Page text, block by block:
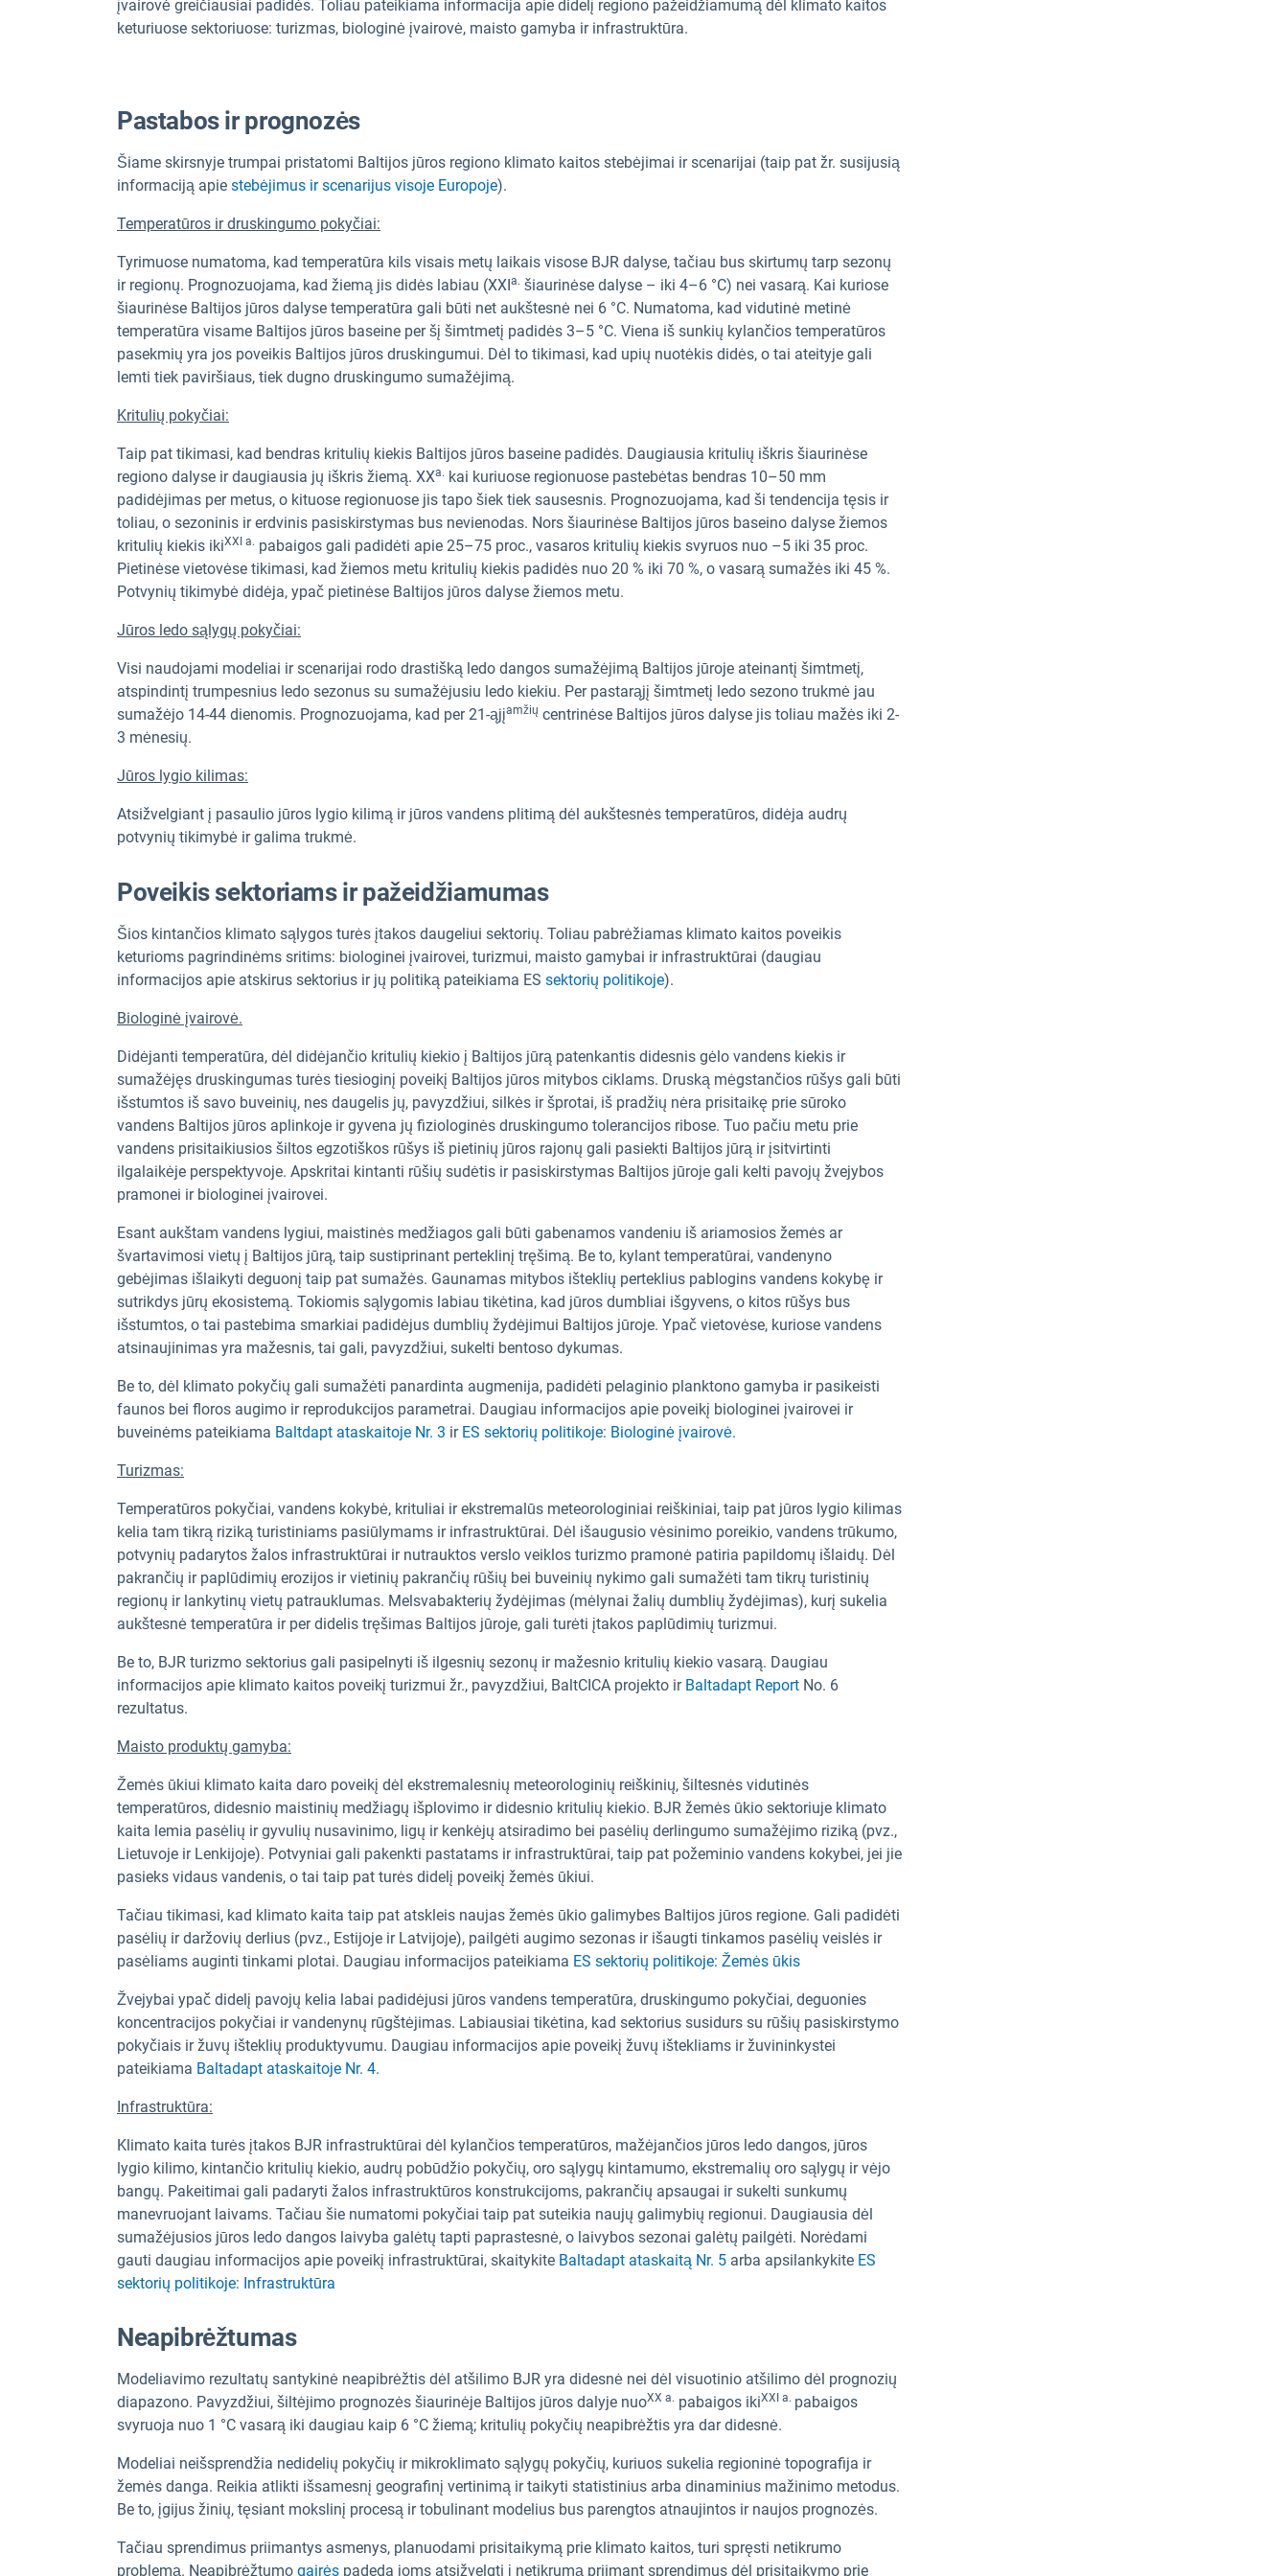
įvairovė greičiausiai padidės. Toliau pateikiama informacija apie didelį regiono pažeidžiamumą dėl klimato kaitos
keturiuose sektoriuose: turizmas, biologinė įvairovė, maisto gamyba ir infrastruktūra.
Pastabos ir prognozės
Šiame skirsnyje trumpai pristatomi Baltijos jūros regiono klimato kaitos stebėjimai ir scenarijai (taip pat žr. susijusią
informaciją apie stebėjimus ir scenarijus visoje Europoje).
Temperatūros ir druskingumo pokyčiai:
Tyrimuose numatoma, kad temperatūra kils visais metų laikais visose BJR dalyse, tačiau bus skirtumų tarp sezonų
ir regionų. Prognozuojama, kad žiemą jis didės labiau (XXI a. šiaurinėse dalyse – iki 4–6 °C) nei vasarą. Kai kuriose
šiaurinėse Baltijos jūros dalyse temperatūra gali būti net aukštesnė nei 6 °C. Numatoma, kad vidutinė metinė
temperatūra visame Baltijos jūros baseine per šį šimtmetį padidės 3–5 °C. Viena iš sunkių kylančios temperatūros
pasekmių yra jos poveikis Baltijos jūros druskingumui. Dėl to tikimasi, kad upių nuotėkis didės, o tai ateityje gali
lemti tiek paviršiaus, tiek dugno druskingumo sumažėjimą.
Kritulių pokyčiai:
Taip pat tikimasi, kad bendras kritulių kiekis Baltijos jūros baseine padidės. Daugiausia kritulių iškris šiaurinėse
regiono dalyse ir daugiausia jų iškris žiemą. XXa. kai kuriuose regionuose pastebėtas bendras 10–50 mm
padidėjimas per metus, o kituose regionuose jis tapo šiek tiek sausesnis. Prognozuojama, kad ši tendencija tęsis ir
toliau, o sezoninis ir erdvinis pasiskirstymas bus nevienodas. Nors šiaurinėse Baltijos jūros baseino dalyse žiemos
kritulių kiekis ikiXXI a. pabaigos gali padidėti apie 25–75 proc., vasaros kritulių kiekis svyruos nuo –5 iki 35 proc.
Pietinėse vietovėse tikimasi, kad žiemos metu kritulių kiekis padidės nuo 20 % iki 70 %, o vasarą sumažės iki 45 %.
Potvynių tikimybė didėja, ypač pietinėse Baltijos jūros dalyse žiemos metu.
Jūros ledo sąlygų pokyčiai:
Visi naudojami modeliai ir scenarijai rodo drastišką ledo dangos sumažėjimą Baltijos jūroje ateinantį šimtmetį,
atspindintį trumpesnius ledo sezonus su sumažėjusiu ledo kiekiu. Per pastarąjį šimtmetį ledo sezono trukmė jau
sumažėjo 14-44 dienomis. Prognozuojama, kad per 21-ąjįamžių centrinėse Baltijos jūros dalyse jis toliau mažės iki 2-
3 mėnesių.
Jūros lygio kilimas:
Atsižvelgiant į pasaulio jūros lygio kilimą ir jūros vandens plitimą dėl aukštesnės temperatūros, didėja audrų
potvynių tikimybė ir galima trukmė.
Poveikis sektoriams ir pažeidžiamumas
Šios kintančios klimato sąlygos turės įtakos daugeliui sektorių. Toliau pabrėžiamas klimato kaitos poveikis
keturioms pagrindinėms sritims: biologinei įvairovei, turizmui, maisto gamybai ir infrastruktūrai (daugiau
informacijos apie atskirus sektorius ir jų politiką pateikiama ES sektorių politikoje).
Biologinė įvairovė.
Didėjanti temperatūra, dėl didėjančio kritulių kiekio į Baltijos jūrą patenkantis didesnis gėlo vandens kiekis ir
sumažėjęs druskingumas turės tiesioginį poveikį Baltijos jūros mitybos ciklams. Druską mėgstančios rūšys gali būti
išstumtos iš savo buveinių, nes daugelis jų, pavyzdžiui, silkės ir šprotai, iš pradžių nėra prisitaikę prie sūroko
vandens Baltijos jūros aplinkoje ir gyvena jų fiziologinės druskingumo tolerancijos ribose. Tuo pačiu metu prie
vandens prisitaikiusios šiltos egzotiškos rūšys iš pietinių jūros rajonų gali pasiekti Baltijos jūrą ir įsitvirtinti
ilgalaikėje perspektyvoje. Apskritai kintanti rūšių sudėtis ir pasiskirstymas Baltijos jūroje gali kelti pavojų žvejybos
pramonei ir biologinei įvairovei.
Esant aukštam vandens lygiui, maistinės medžiagos gali būti gabenamos vandeniu iš ariamosios žemės ar
švartavimosi vietų į Baltijos jūrą, taip sustiprinant perteklinį tręšimą. Be to, kylant temperatūrai, vandenyno
gebėjimas išlaikyti deguonį taip pat sumažės. Gaunamas mitybos išteklių perteklius pablogins vandens kokybę ir
sutrikdys jūrų ekosistemą. Tokiomis sąlygomis labiau tikėtina, kad jūros dumbliai išgyvens, o kitos rūšys bus
išstumtos, o tai pastebima smarkiai padidėjus dumblių žydėjimui Baltijos jūroje. Ypač vietovėse, kuriose vandens
atsinaujinimas yra mažesnis, tai gali, pavyzdžiui, sukelti bentoso dykumas.
Be to, dėl klimato pokyčių gali sumažėti panardinta augmenija, padidėti pelaginio planktono gamyba ir pasikeisti
faunos bei floros augimo ir reprodukcijos parametrai. Daugiau informacijos apie poveikį biologinei įvairovei ir
buveinėms pateikiama Baltdapt ataskaitoje Nr. 3 ir ES sektorių politikoje: Biologinė įvairovė.
Turizmas:
Temperatūros pokyčiai, vandens kokybė, krituliai ir ekstremalūs meteorologiniai reiškiniai, taip pat jūros lygio kilimas
kelia tam tikrą riziką turistiniams pasiūlymams ir infrastruktūrai. Dėl išaugusio vėsinimo poreikio, vandens trūkumo,
potvynių padarytos žalos infrastruktūrai ir nutrauktos verslo veiklos turizmo pramonė patiria papildomų išlaidų. Dėl
pakrančių ir paplūdimių erozijos ir vietinių pakrančių rūšių bei buveinių nykimo gali sumažėti tam tikrų turistinių
regionų ir lankytinų vietų patrauklumas. Melsvabakterių žydėjimas (mėlynai žalių dumblių žydėjimas), kurį sukelia
aukštesnė temperatūra ir per didelis tręšimas Baltijos jūroje, gali turėti įtakos paplūdimių turizmui.
Be to, BJR turizmo sektorius gali pasipelnyti iš ilgesnių sezonų ir mažesnio kritulių kiekio vasarą. Daugiau
informacijos apie klimato kaitos poveikį turizmui žr., pavyzdžiui, BaltCICA projekto ir Baltadapt Report No. 6
rezultatus.
Maisto produktų gamyba:
Žemės ūkiui klimato kaita daro poveikį dėl ekstremalesnių meteorologinių reiškinių, šiltesnės vidutinės
temperatūros, didesnio maistinių medžiagų išplovimo ir didesnio kritulių kiekio. BJR žemės ūkio sektoriuje klimato
kaita lemia pasėlių ir gyvulių nusavinimo, ligų ir kenkėjų atsiradimo bei pasėlių derlingumo sumažėjimo riziką (pvz.,
Lietuvoje ir Lenkijoje). Potvyniai gali pakenkti pastatams ir infrastruktūrai, taip pat požeminio vandens kokybei, jei jie
pasieks vidaus vandenis, o tai taip pat turės didelį poveikį žemės ūkiui.
Tačiau tikimasi, kad klimato kaita taip pat atskleis naujas žemės ūkio galimybes Baltijos jūros regione. Gali padidėti
pasėlių ir daržovių derlius (pvz., Estijoje ir Latvijoje), pailgėti augimo sezonas ir išaugti tinkamos pasėlių veislės ir
pasėliams auginti tinkami plotai. Daugiau informacijos pateikiama ES sektorių politikoje: Žemės ūkis
Žvejybai ypač didelį pavojų kelia labai padidėjusi jūros vandens temperatūra, druskingumo pokyčiai, deguonies
koncentracijos pokyčiai ir vandenynų rūgštėjimas. Labiausiai tikėtina, kad sektorius susidurs su rūšių pasiskirstymo
pokyčiais ir žuvų išteklių produktyvumu. Daugiau informacijos apie poveikį žuvų ištekliams ir žuvininkystei
pateikiama Baltadapt ataskaitoje Nr. 4.
Infrastruktūra:
Klimato kaita turės įtakos BJR infrastruktūrai dėl kylančios temperatūros, mažėjančios jūros ledo dangos, jūros
lygio kilimo, kintančio kritulių kiekio, audrų pobūdžio pokyčių, oro sąlygų kintamumo, ekstremalių oro sąlygų ir vėjo
bangų. Pakeitimai gali padaryti žalos infrastruktūros konstrukcijoms, pakrančių apsaugai ir sukelti sunkumų
manevruojant laivams. Tačiau šie numatomi pokyčiai taip pat suteikia naujų galimybių regionui. Daugiausia dėl
sumažėjusios jūros ledo dangos laivyba galėtų tapti paprastesnė, o laivybos sezonai galėtų pailgėti. Norėdami
gauti daugiau informacijos apie poveikį infrastruktūrai, skaitykite Baltadapt ataskaitą Nr. 5 arba apsilankykite ES
sektorių politikoje: Infrastruktūra
Neapibrėžtumas
Modeliavimo rezultatų santykinė neapibrėžtis dėl atšilimo BJR yra didesnė nei dėl visuotinio atšilimo dėl prognozių
diapazono. Pavyzdžiui, šiltėjimo prognozės šiaurinėje Baltijos jūros dalyje nuoXX a. pabaigos ikiXXI a. pabaigos
svyruoja nuo 1 °C vasarą iki daugiau kaip 6 °C žiemą; kritulių pokyčių neapibrėžtis yra dar didesnė.
Modeliai neišsprendžia nedidelių pokyčių ir mikroklimato sąlygų pokyčių, kuriuos sukelia regioninė topografija ir
žemės danga. Reikia atlikti išsamesnį geografinį vertinimą ir taikyti statistinius arba dinaminius mažinimo metodus.
Be to, įgijus žinių, tęsiant mokslinį procesą ir tobulinant modelius bus parengtos atnaujintos ir naujos prognozės.
Tačiau sprendimus priimantys asmenys, planuodami prisitaikymą prie klimato kaitos, turi spręsti netikrumo
problemą. Neapibrėžtumo gairės padeda joms atsižvelgti į netikrumą priimant sprendimus dėl prisitaikymo prie